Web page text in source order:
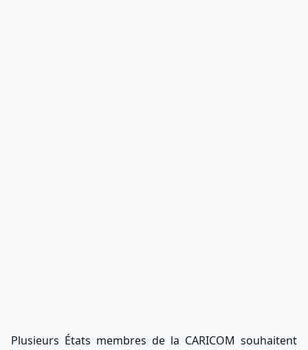
Plusieurs États membres de la CARICOM souhaitent